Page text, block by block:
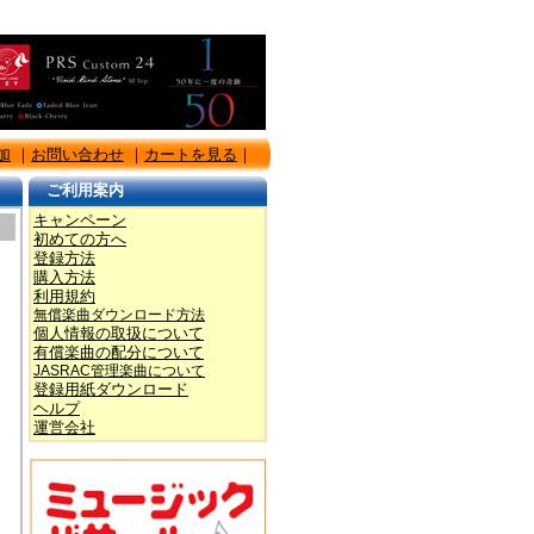
｜ お問い合わせ ｜ カートを見る ｜
ご利用案内
キャンペーン
初めての方へ
登録方法
購入方法
利用規約
無償楽曲ダウンロード方法
個人情報の取扱について
有償楽曲の配分について
JASRAC管理楽曲について
登録用紙ダウンロード
ヘルプ
運営会社